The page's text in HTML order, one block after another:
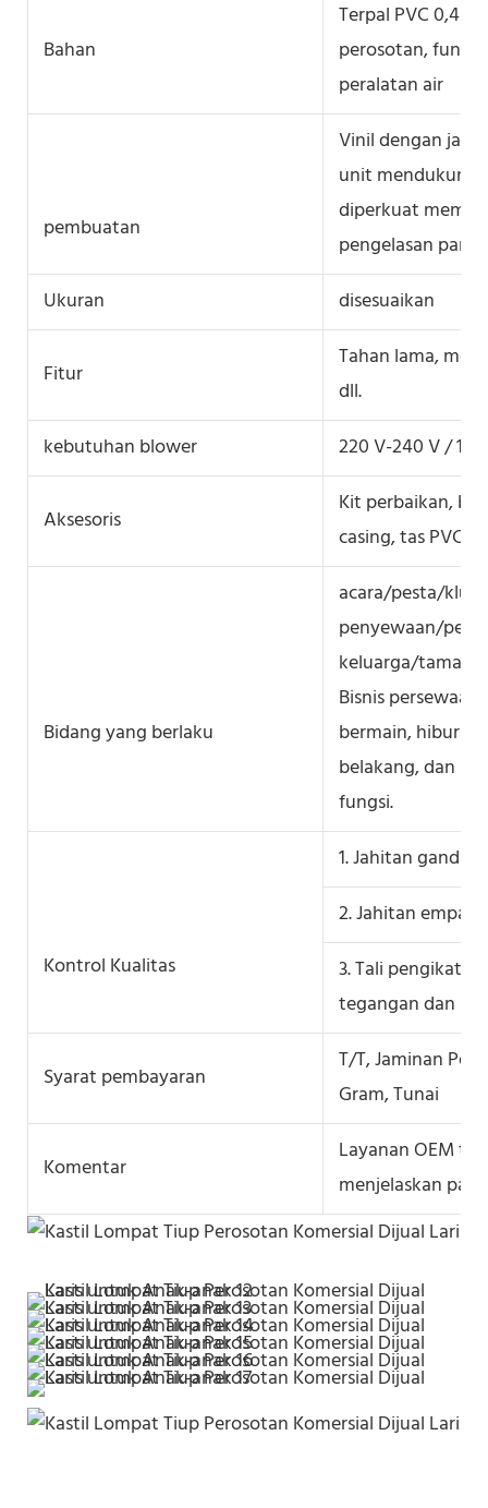
Bahan
Terpal PVC
perosotan,
peralatan air
pembuatan
Vinil dengan
unit mendukung
diperkuat
pengelasan
Ukuran
disesuaikan
Fitur
Tahan lama,
dll.
kebutuhan blower
220 V-240 V /
Aksesoris
Kit perbaikan,
casing, tas PVC
Bidang yang berlaku
acara/pesta/
penyewaan/
keluarga/taman
Bisnis
bermain, hiburan
belakang, dan
fungsi.
Kontrol Kualitas
1. Jahitan ganda
2. Jahitan empat
3. Tali pengikat
tegangan dan
Syarat pembayaran
T/T, Jaminan
Gram, Tunai
Komentar
Layanan OEM
menjelaskan